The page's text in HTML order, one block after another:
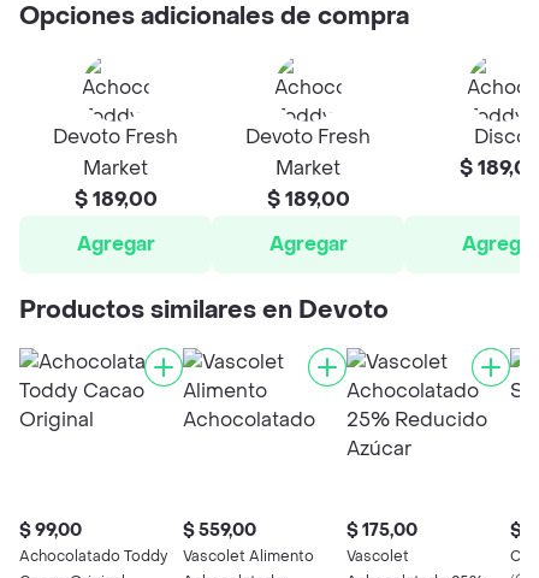
Opciones adicionales de compra
Devoto Fresh
Market
$ 189,00
Agregar
Devoto Fresh
Market
$ 189,00
Agregar
Disco
$
Agregar
Productos similares en Devoto
$ 99,00
Achocolatado Toddy
$ 559,00
Vascolet Alimento
$ 175,00
Vascolet
$